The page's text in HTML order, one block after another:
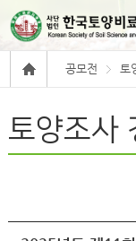
공모전 토
토양조사